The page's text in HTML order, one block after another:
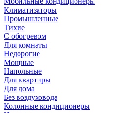
Климатизаторы
Промышленные
Тихие
С обогревом
Для комнаты
Недорогие
Мощные
Напольные
Для квартиры
Для дома
Без воздуховода
Колонные кондиционеры